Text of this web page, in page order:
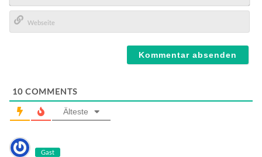
E-
Mail*
10 COMMENTS
Älteste
Gast